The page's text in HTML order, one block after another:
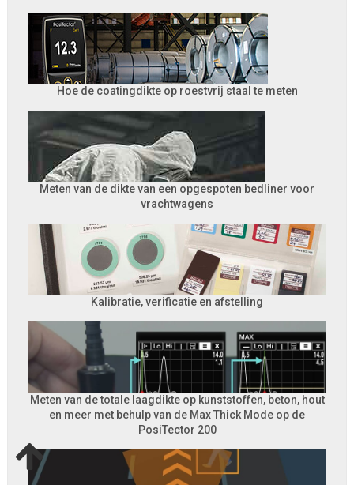
Hoe de coatingdikte op roestvrij staal te meten
Meten van de dikte van een opgespoten bedliner voor
vrachtwagens
Kalibratie, verificatie en afstelling
Meten van de totale laagdikte op kunststoffen, beton, hout
en meer met behulp van de Max Thick Mode op de
PosiTector 200